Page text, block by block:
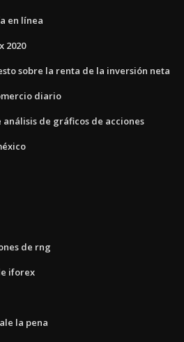
en línea
2020
sobre la renta de la inversión neta
diario
de gráficos de acciones
de rng
iforex
la pena